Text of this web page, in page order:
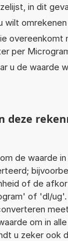
in dit
wilt
per
u de waarde
deze
de waarde
of de
of 'dl/
om in
u zeker ook